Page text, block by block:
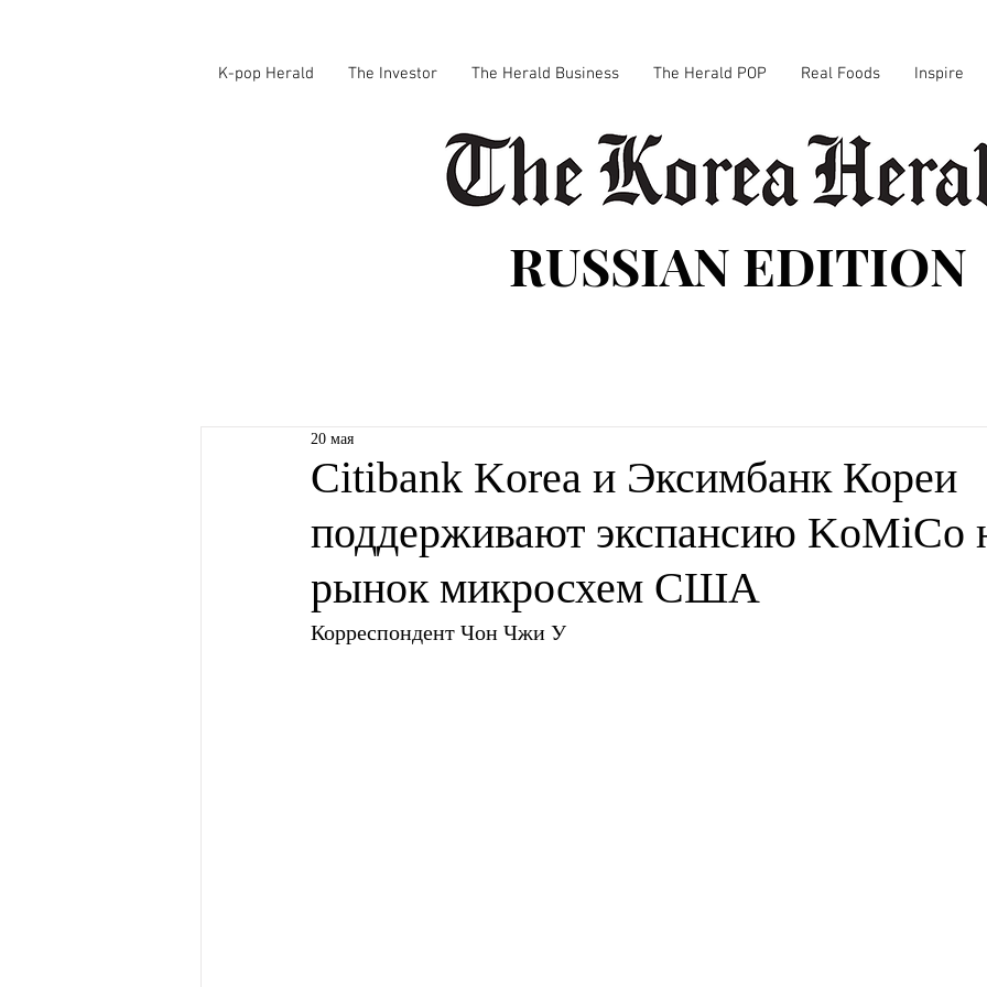
K-pop Herald The Investor The Herald Business The Herald POP Real Foods Inspire
RUSSIAN EDITION
Citibank Korea и Эксимбанк Кореи
поддерживают экспансию KoMiCo
рынок микросхем США
20 мая
Корреспондент Чон Чжи У